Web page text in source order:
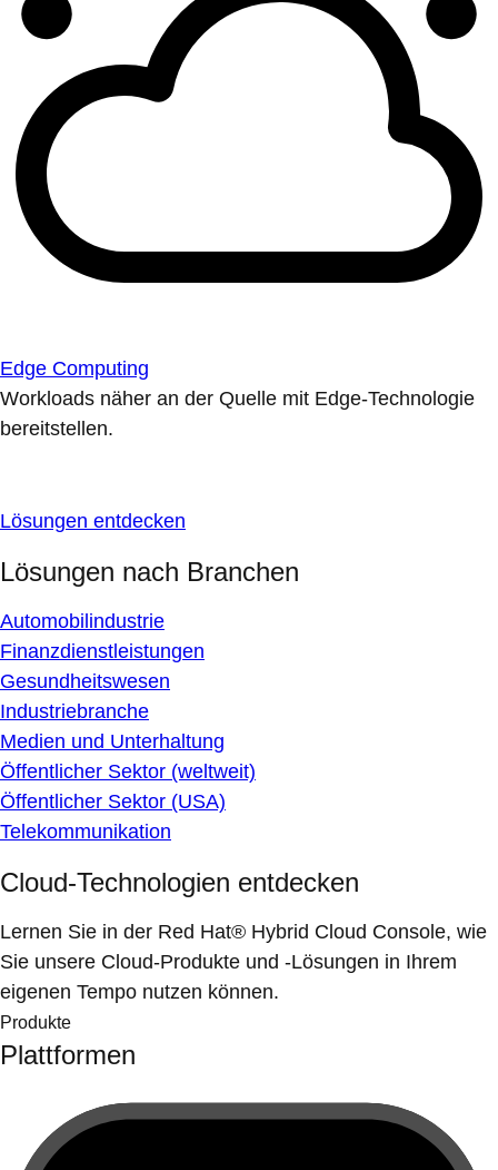
Edge Computing
Workloads näher an der Quelle mit Edge-Technologie
bereitstellen.
Lösungen entdecken
Lösungen nach Branchen
Automobilindustrie
Finanzdienstleistungen
Gesundheitswesen
Industriebranche
Medien und Unterhaltung
Öffentlicher Sektor (weltweit)
Öffentlicher Sektor (USA)
Telekommunikation
Cloud-Technologien entdecken
Lernen Sie in der Red Hat® Hybrid Cloud Console, wie
Sie unsere Cloud-Produkte und -Lösungen in Ihrem
eigenen Tempo nutzen können.
Produkte
Plattformen